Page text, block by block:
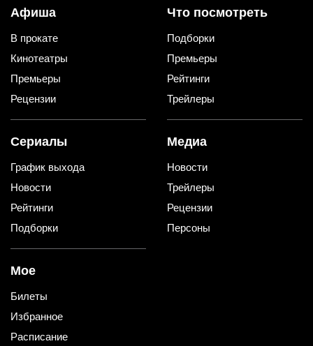
Афиша
В прокате
Кинотеатры
Премьеры
Рецензии
Что посмотреть
Подборки
Премьеры
Рейтинги
Трейлеры
Сериалы
График выхода
Новости
Рейтинги
Подборки
Медиа
Новости
Трейлеры
Рецензии
Персоны
Мое
Билеты
Избранное
Расписание